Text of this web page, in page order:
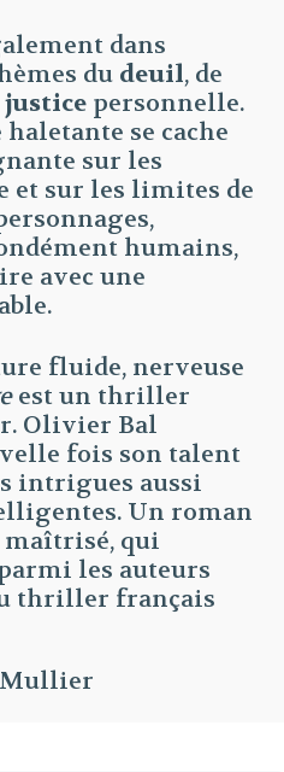
dans
du deuil, de
justice personnelle.
se cache
sur les
et sur les limites de
humains,
avec une
fluide, nerveuse
est un thriller
Olivier Bal
fois son talent
intrigues aussi
Un roman
maîtrisé, qui
les auteurs
thriller français
Mullier